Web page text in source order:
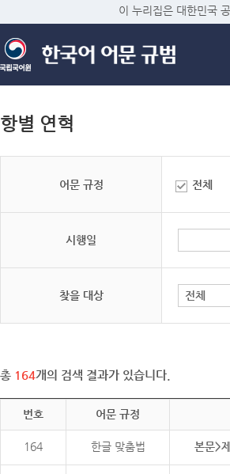
이 누리집은 대한민국
항별 연혁
어문 규정 전체
시행일
찾을 대상
총 164개의 검색 결과가 있습니다.
번호 어문 규정
164 한글 맞춤법 본문>